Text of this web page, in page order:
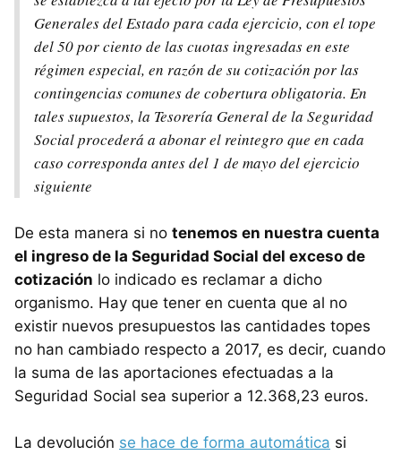
Generales del Estado para cada ejercicio, con el tope
del 50 por ciento de las cuotas ingresadas en este
régimen especial, en razón de su cotización por las
contingencias comunes de cobertura obligatoria. En
tales supuestos, la Tesorería General de la Seguridad
Social procederá a abonar el reintegro que en cada
caso corresponda antes del 1 de mayo del ejercicio
siguiente
De esta manera si no tenemos en nuestra cuenta
el ingreso de la Seguridad Social del exceso de
cotización lo indicado es reclamar a dicho
organismo. Hay que tener en cuenta que al no
existir nuevos presupuestos las cantidades topes
no han cambiado respecto a 2017, es decir, cuando
la suma de las aportaciones efectuadas a la
Seguridad Social sea superior a 12.368,23 euros.
La devolución se hace de forma automática si